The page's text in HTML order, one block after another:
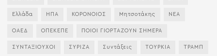
Ελλάδα ΗΠΑ ΚΟΡΟΝΟΙΟΣ Μητσοτάκης ΝΕΑ
ΟΑΕΔ ΟΠΕΚΕΠΕ ΠΟΙΟΙ ΓΙΟΡΤΑΖΟΥΝ ΣΗΜΕΡΑ
ΣΥΝΤΑΞΙΟΥΧΟΙ ΣΥΡΙΖΑ Συντάξεις ΤΟΥΡΚΙΑ ΤΡΑΜΠ